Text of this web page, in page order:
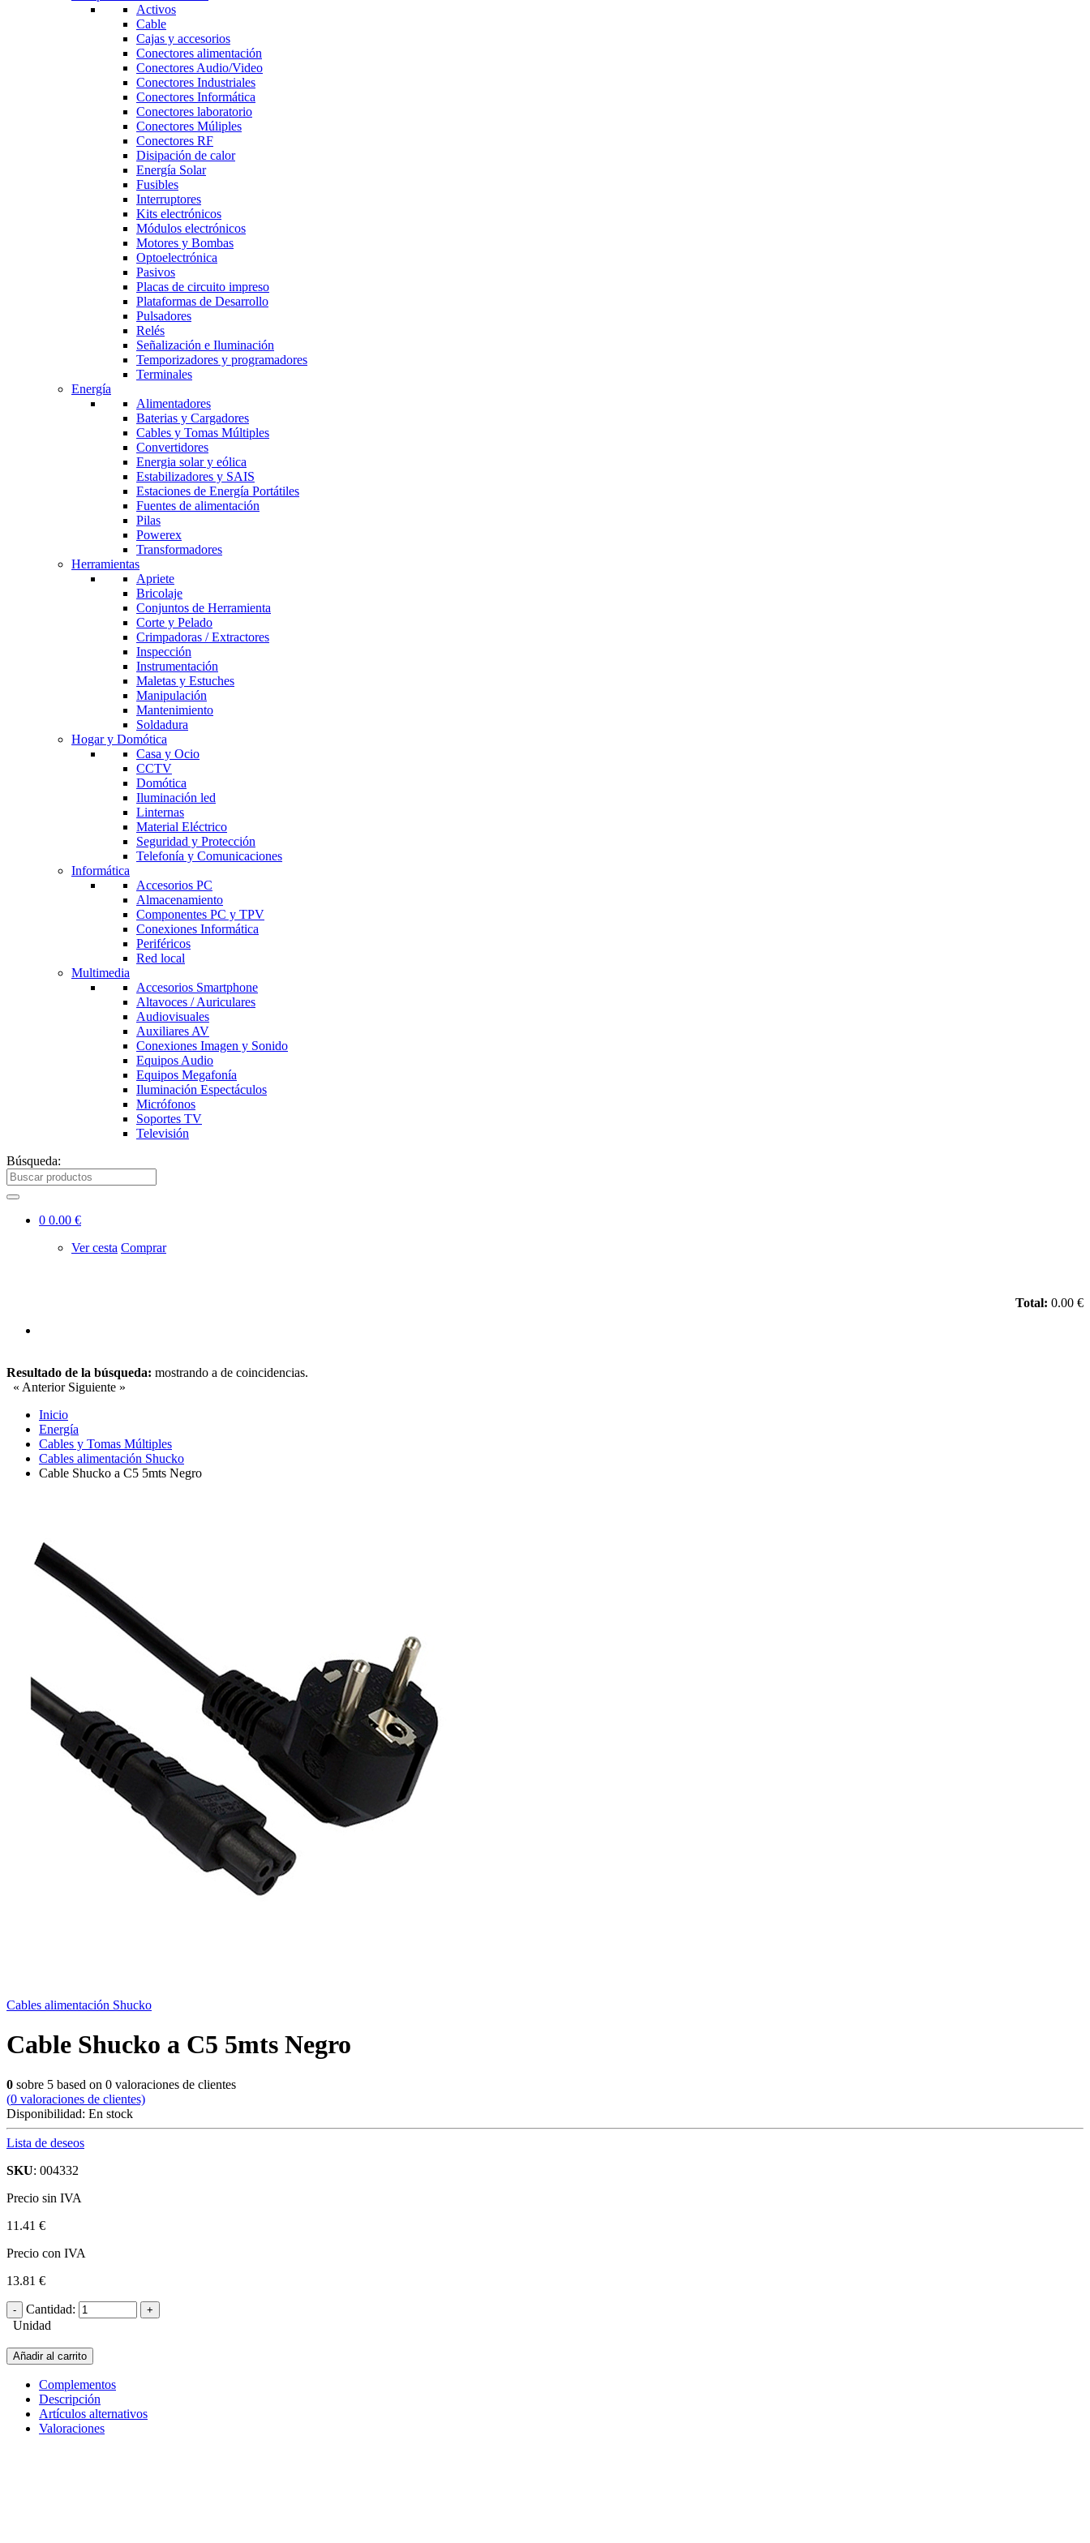
Activos
Cable
Cajas y accesorios
Conectores alimentación
Conectores Audio/Video
Conectores Industriales
Conectores Informática
Conectores laboratorio
Conectores Múliples
Conectores RF
Disipación de calor
Energía Solar
Fusibles
Interruptores
Kits electrónicos
Módulos electrónicos
Motores y Bombas
Optoelectrónica
Pasivos
Placas de circuito impreso
Plataformas de Desarrollo
Pulsadores
Relés
Señalización e Iluminación
Temporizadores y programadores
Terminales
Energía
Alimentadores
Baterias y Cargadores
Cables y Tomas Múltiples
Convertidores
Energia solar y eólica
Estabilizadores y SAIS
Estaciones de Energía Portátiles
Fuentes de alimentación
Pilas
Powerex
Transformadores
Herramientas
Apriete
Bricolaje
Conjuntos de Herramienta
Corte y Pelado
Crimpadoras / Extractores
Inspección
Instrumentación
Maletas y Estuches
Manipulación
Mantenimiento
Soldadura
Hogar y Domótica
Casa y Ocio
CCTV
Domótica
Iluminación led
Linternas
Material Eléctrico
Seguridad y Protección
Telefonía y Comunicaciones
Informática
Accesorios PC
Almacenamiento
Componentes PC y TPV
Conexiones Informática
Periféricos
Red local
Multimedia
Accesorios Smartphone
Altavoces / Auriculares
Audiovisuales
Auxiliares AV
Conexiones Imagen y Sonido
Equipos Audio
Equipos Megafonía
Iluminación Espectáculos
Micrófonos
Soportes TV
Televisión
Búsqueda:
0 0.00 €
Ver cesta Comprar
Total: 0.00 €
Resultado de la búsqueda: mostrando a de coincidencias.
« Anterior Siguiente »
Inicio
Energía
Cables y Tomas Múltiples
Cables alimentación Shucko
Cable Shucko a C5 5mts Negro
Cables alimentación Shucko
Cable Shucko a C5 5mts Negro
0 sobre 5 based on 0 valoraciones de clientes
(0 valoraciones de clientes)
Disponibilidad: En stock
Lista de deseos
SKU: 004332
Precio sin IVA
11.41 €
Precio con IVA
13.81 €
Cantidad:
Unidad
Añadir al carrito
Complementos
Descripción
Artículos alternativos
Valoraciones